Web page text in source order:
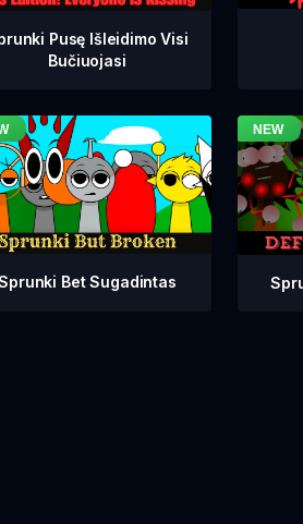
Pusę Išleidimo Visi
Bučiuojasi
Bet Sugadintas